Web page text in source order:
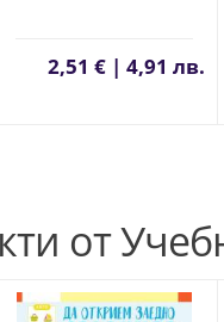
2,51 € | 4,91 лв.
от